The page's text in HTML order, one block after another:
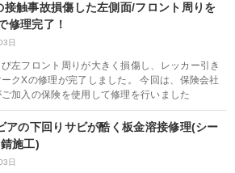
接触事故損傷した左側面/フロント周りを
修理完了！
日
左フロント周りが大きく損傷し、レッカー引き
クXの修理が完了しました。 今回は、保険会社
加入の保険を使用して修理を行いました
アの下回りサビが酷く板金溶接修理(シー
施工)
日